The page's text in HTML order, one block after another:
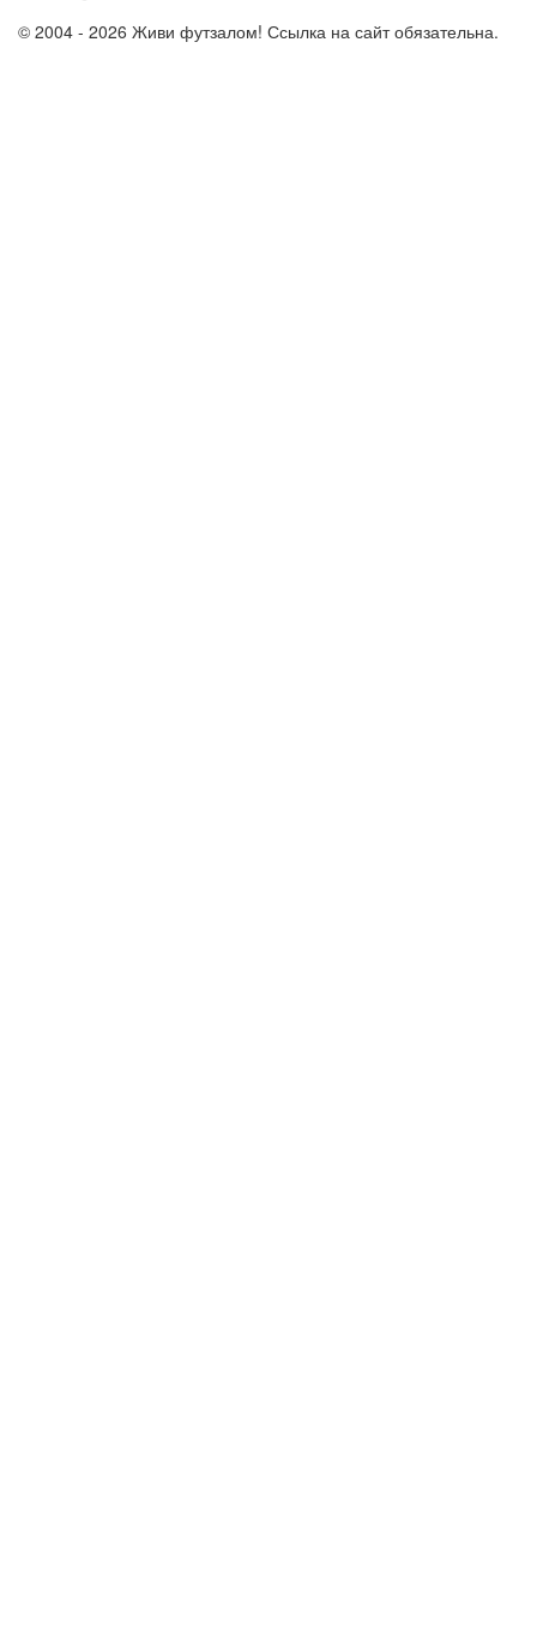
© 2004 - 2026 Живи футзалом! Ссылка на сайт обязательна.